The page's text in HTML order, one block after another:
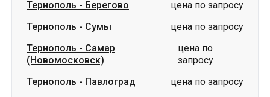
Тернополь - Берегово
цена по запросу
Тернополь - Сумы
цена по запросу
Тернополь - Самар
(Новомосковск)
цена по
запросу
Тернополь - Павлоград
цена по запросу